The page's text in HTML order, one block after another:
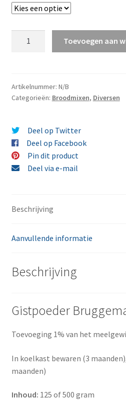
Toevoegen aan
Artikelnummer: N/B
Categorieën: Broodmixen, Diversen
Deel op Twitter
Deel op Facebook
Pin dit product
Deel via e-mail
Beschrijving
Aanvullende informatie
Beschrijving
Gistpoeder
Toevoeging 1% van het
In koelkast bewaren (3
maanden)
Inhoud: 125 of 500 gram